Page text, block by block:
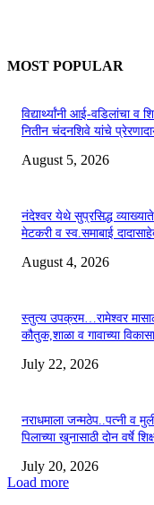
MOST POPULAR
विद्यार्थ्यांनी आई-वडिलांचा
नितीन चंदनशिवे यांचे
August 5, 2026
नंदेश्वर येथे सुप्रसिद्ध
मेटकरी व स्व.समाबाई
August 4, 2026
स्तुत्य उपक्रम…रामेश्वर
कौतुक,शाळा व गावाच्या
July 22, 2026
नराधमाला जन्मठेप..पत्नी व
पिलाच्या खुनासाठी दोन वर्षे
July 20, 2026
Load more